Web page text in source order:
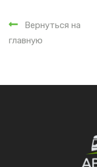
Вернуться на
главную